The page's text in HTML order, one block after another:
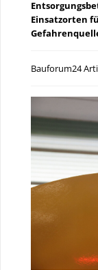
Einsatzorten
Bauforum24